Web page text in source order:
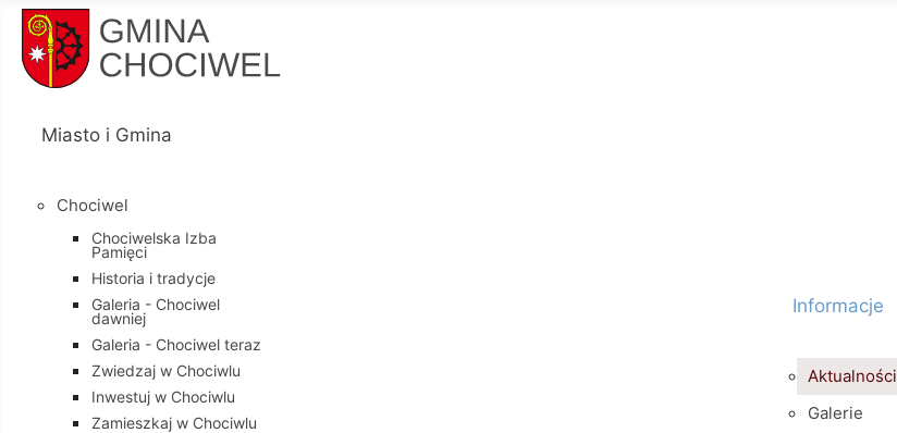
Miasto i Gmina
Chociwel
Chociwelska Izba
Pamięci
Historia i tradycje
Galeria - Chociwel
dawniej
Galeria - Chociwel teraz
Zwiedzaj w Chociwlu
Inwestuj w Chociwlu
Zamieszkaj w Chociwlu
Informacje
Aktualności
Galerie